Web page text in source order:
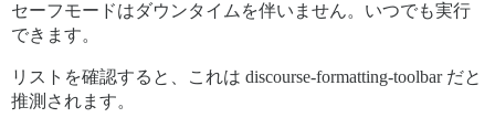
セーフモードはダウンタイムを伴いません。いつでも実行
できます。
リストを確認すると、これは discourse-formatting-toolbar だと
推測されます。